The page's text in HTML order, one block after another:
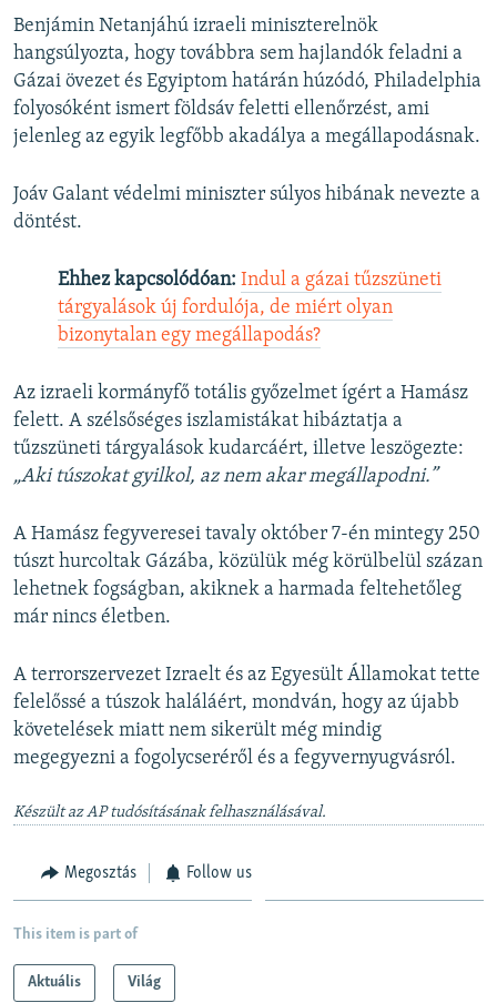
Auto 240p 360p 480p
720p 1080p
480p
720p
1080p
Benjámin Netanjáhú izraeli miniszterelnök
hangsúlyozta, hogy továbbra sem hajlandók feladni a
Gázai övezet és Egyiptom határán húzódó, Philadelphia
folyosóként ismert földsáv feletti ellenőrzést, ami
jelenleg az egyik legfőbb akadálya a megállapodásnak.
Joáv Galant védelmi miniszter súlyos hibának nevezte a
döntést.
Ehhez kapcsolódóan: Indul a gázai tűzszüneti
tárgyalások új fordulója, de miért olyan
bizonytalan egy megállapodás?
Az izraeli kormányfő totális győzelmet ígért a Hamász
felett. A szélsőséges iszlamistákat hibáztatja a
tűzszüneti tárgyalások kudarcáért, illetve leszögezte:
„Aki túszokat gyilkol, az nem akar megállapodni.”
A Hamász fegyveresei tavaly október 7-én mintegy 250
túszt hurcoltak Gázába, közülük még körülbelül százan
lehetnek fogságban, akiknek a harmada feltehetőleg
már nincs életben.
A terrorszervezet Izraelt és az Egyesült Államokat tette
felelőssé a túszok haláláért, mondván, hogy az újabb
követelések miatt nem sikerült még mindig
megegyezni a fogolycseréről és a fegyvernyugvásról.
Készült az AP tudósításának felhasználásával.
Megosztás Follow us
This item is part of
Aktuális Világ